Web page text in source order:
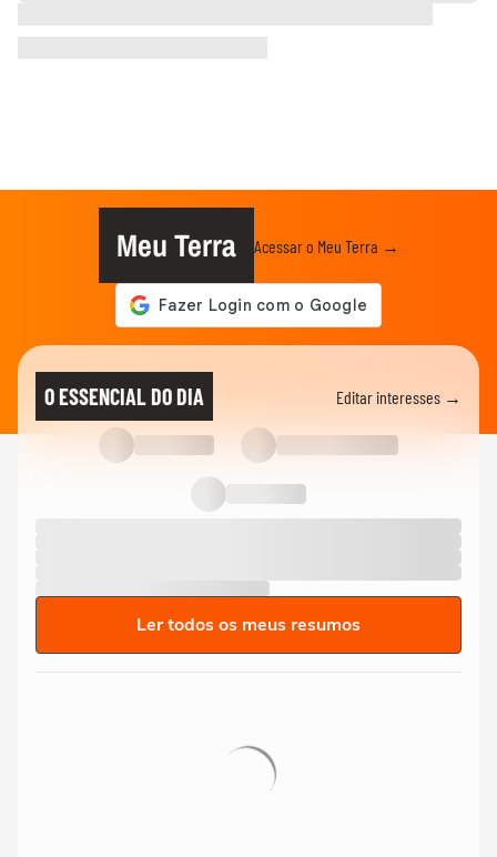
Meu Terra Acessar o Meu Terra →
O ESSENCIAL DO DIA Editar interesses →
Ler todos os meus resumos